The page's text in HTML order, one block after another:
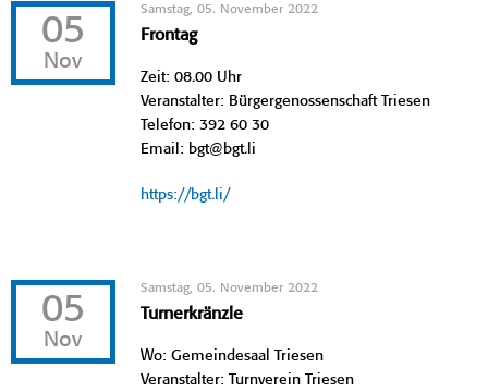
05
Nov
Samstag, 05. November 2022
Frontag
Zeit: 08.00 Uhr
Veranstalter: Bürgergenossenschaft Triesen
Telefon: 392 60 30
Email: bgt@bgt.li
https://bgt.li/
05
Nov
Samstag, 05. November 2022
Turnerkränzle
Wo: Gemeindesaal Triesen
Veranstalter: Turnverein Triesen